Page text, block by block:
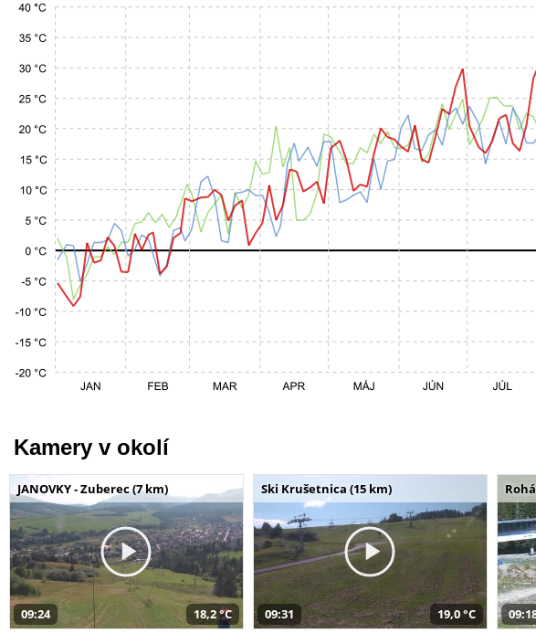
Kamery v okolí
JANOVKY - Zuberec (7 km)
09:24 18,2 °C
Ski Krušetnica (15 km)
09:31 19,0 °C